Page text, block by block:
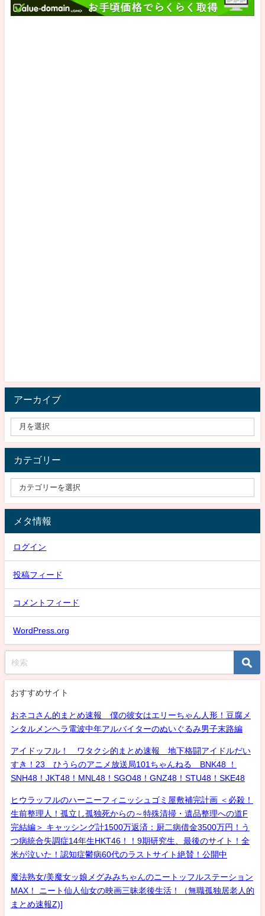
アーカイブ
カテゴリー
メタ情報
ログイン
投稿フィード
コメントフィード
WordPress.org
おすすめサイト
おネコさん的まとめ速報 僕の彼女はエリーちゃん人形！豆腐メ
ンタルメンヘラ電波中年アルバイターのぬいぐるみ男子末路編
アイドッフル！ ワタクシ的まとめ速報 地下格闘アイドルだい
すき！23 ひうらのアニメ放送局101ちゃんねる BNK48 ！
SNH48！JKT48！MNL48！SGO48！GNZ48！STU48！SKE48
ヒウラッフルのハーニーフィニッシュゴミ屋敷補完計画 ＜必殺！
生前整理人！孤立し孤独死からの～特殊清掃・遺品整理への道F
完結編＞ キャッシング計1500万返済：厨二病借金3500万円！う
つ病統合失調症14年生HKT46！！9期研究生、最後のサイト！全
米が泣いた！認知症鬱病60代のラストサイト絶賛！公開中
魔法熟女/美魔女ッ娘メグみみちゃんのニートッフルステーション
MAX！ ニート仙人仙女の映画三昧老後生活！（無職孤独居老人的
まとめ速報Z)]